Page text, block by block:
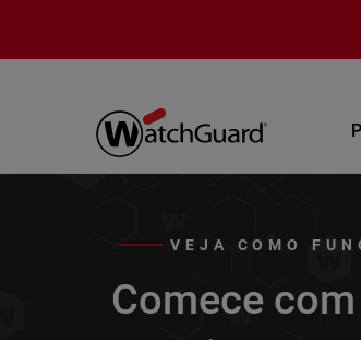
VEJA COMO
Comece